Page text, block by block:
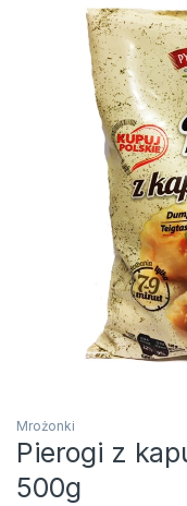
Mrożonki
Pierogi z
500g